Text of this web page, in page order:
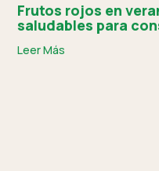
Frutos rojos en
saludables para
Leer Más